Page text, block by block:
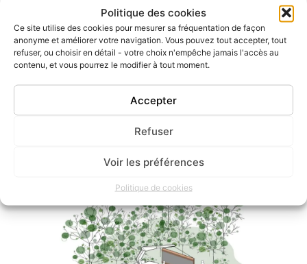
Politique des cookies
Ce site utilise des cookies pour mesurer sa fréquentation de façon
anonyme et améliorer votre navigation. Vous pouvez tout accepter, tout
refuser, ou choisir en détail - votre choix n'empêche jamais l'accès au
contenu, et vous pourrez le modifier à tout moment.
Accepter
Refuser
Voir les préférences
Politique de cookies
MON COMPTE
soumettre un
projet ou un
évènement